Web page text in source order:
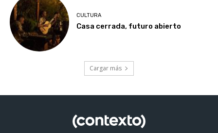
CULTURA
Casa cerrada, futuro abierto
Cargar más